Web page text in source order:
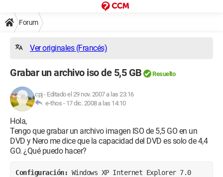
Forum
Ver originales (Francés)
Grabar un archivo iso de 5,5 GB Resuelto
cpj - Editado el 29 nov. 2007 a las 23:16
e-thos - 17 dic. 2008 a las 14:10
Hola,
Tengo que grabar un archivo imagen ISO de 5,5 GO en un
DVD y Nero me dice que la capacidad del DVD es solo de 4,4
GO. ¿Qué puedo hacer?
Configuración: Windows XP Internet Explorer 7.0